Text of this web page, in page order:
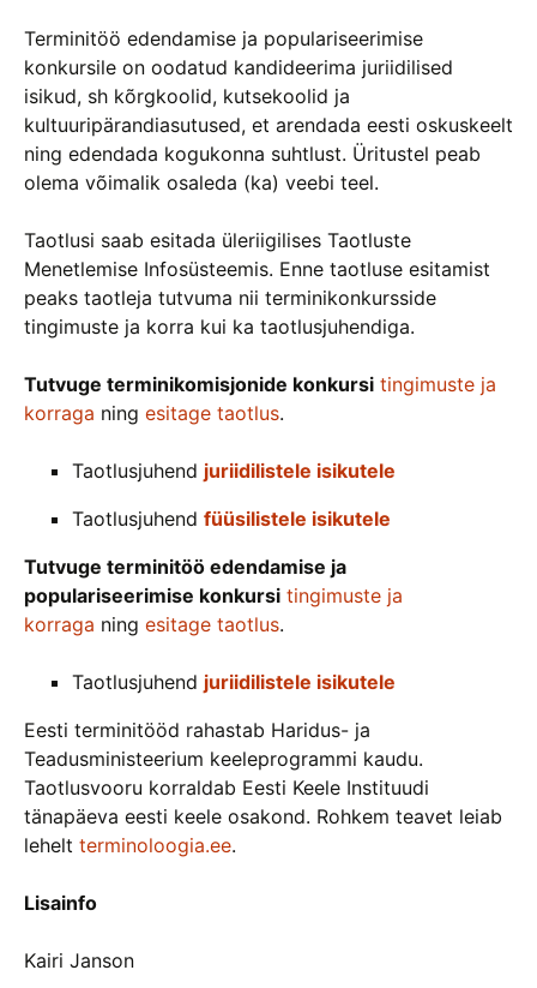
Terminitöö edendamise ja populariseerimise
konkursile on oodatud kandideerima juriidilised
isikud, sh kõrgkoolid, kutsekoolid ja
kultuuripärandiasutused, et arendada eesti oskuskeelt
ning edendada kogukonna suhtlust. Üritustel peab
olema võimalik osaleda (ka) veebi teel.
Taotlusi saab esitada üleriigilises Taotluste
Menetlemise Infosüsteemis. Enne taotluse esitamist
peaks taotleja tutvuma nii terminikonkursside
tingimuste ja korra kui ka taotlusjuhendiga.
Tutvuge terminikomisjonide konkursi tingimuste ja
korraga ning esitage taotlus.
Taotlusjuhend juriidilistele isikutele
Taotlusjuhend füüsilistele isikutele
Tutvuge terminitöö edendamise ja
populariseerimise konkursi tingimuste ja
korraga ning esitage taotlus.
Taotlusjuhend juriidilistele isikutele
Eesti terminitööd rahastab Haridus- ja
Teadusministeerium keeleprogrammi kaudu.
Taotlusvooru korraldab Eesti Keele Instituudi
tänapäeva eesti keele osakond. Rohkem teavet leiab
lehelt terminoloogia.ee.
Lisainfo
Kairi Janson